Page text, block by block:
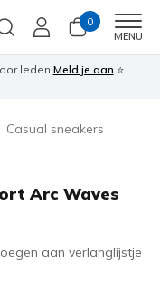
0
MENU
leden Meld je aan ⭐
Casual sneakers
Arc Waves
aan verlanglijstje